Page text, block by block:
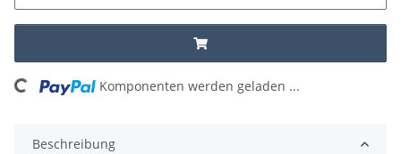
Loading... Komponenten werden geladen ...
Beschreibung